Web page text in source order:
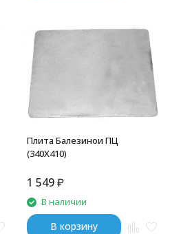
Плита Балезинои ПЦ
(340Х410)
1 549₽
В наличии
В корзину